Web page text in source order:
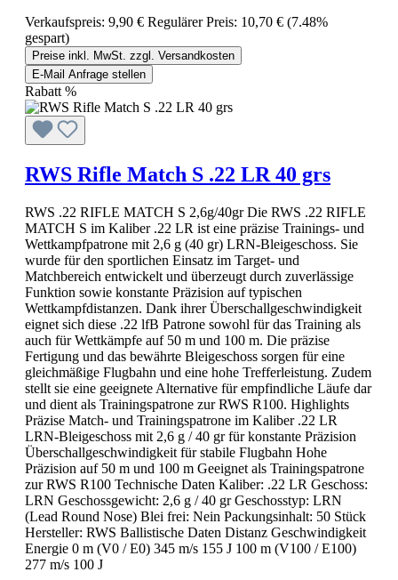
Verkaufspreis: 9,90 € Regulärer Preis: 10,70 € (7.48%
gespart)
Preise inkl. MwSt. zzgl. Versandkosten
E-Mail Anfrage stellen
Rabatt %
RWS Rifle Match S .22 LR 40 grs
RWS .22 RIFLE MATCH S 2,6g/40gr Die RWS .22 RIFLE
MATCH S im Kaliber .22 LR ist eine präzise Trainings- und
Wettkampfpatrone mit 2,6 g (40 gr) LRN-Bleigeschoss. Sie
wurde für den sportlichen Einsatz im Target- und
Matchbereich entwickelt und überzeugt durch zuverlässige
Funktion sowie konstante Präzision auf typischen
Wettkampfdistanzen. Dank ihrer Überschallgeschwindigkeit
eignet sich diese .22 lfB Patrone sowohl für das Training als
auch für Wettkämpfe auf 50 m und 100 m. Die präzise
Fertigung und das bewährte Bleigeschoss sorgen für eine
gleichmäßige Flugbahn und eine hohe Trefferleistung. Zudem
stellt sie eine geeignete Alternative für empfindliche Läufe dar
und dient als Trainingspatrone zur RWS R100. Highlights
Präzise Match- und Trainingspatrone im Kaliber .22 LR
LRN-Bleigeschoss mit 2,6 g / 40 gr für konstante Präzision
Überschallgeschwindigkeit für stabile Flugbahn Hohe
Präzision auf 50 m und 100 m Geeignet als Trainingspatrone
zur RWS R100 Technische Daten Kaliber: .22 LR Geschoss:
LRN Geschossgewicht: 2,6 g / 40 gr Geschosstyp: LRN
(Lead Round Nose) Blei frei: Nein Packungsinhalt: 50 Stück
Hersteller: RWS Ballistische Daten Distanz Geschwindigkeit
Energie 0 m (V0 / E0) 345 m/s 155 J 100 m (V100 / E100)
277 m/s 100 J